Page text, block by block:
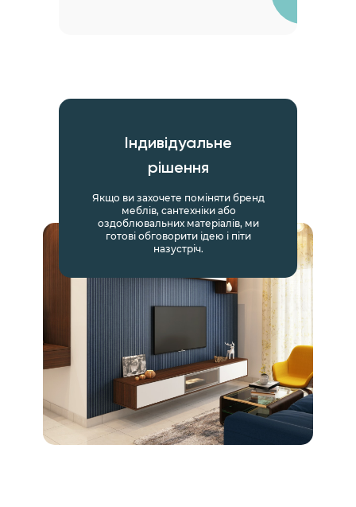
Індивідуальне
рішення
Якщо ви захочете поміняти бренд
меблів, сантехніки або
оздоблювальних матеріалів, ми
готові обговорити ідею і піти
назустріч.